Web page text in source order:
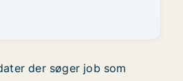
der søger job som